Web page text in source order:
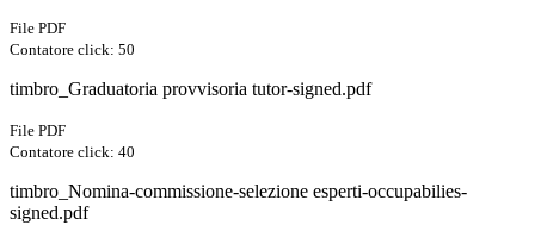
File PDF
Contatore click: 50
timbro_Graduatoria provvisoria tutor-signed.pdf
File PDF
Contatore click: 40
timbro_Nomina-commissione-selezione esperti-occupabilies-
signed.pdf